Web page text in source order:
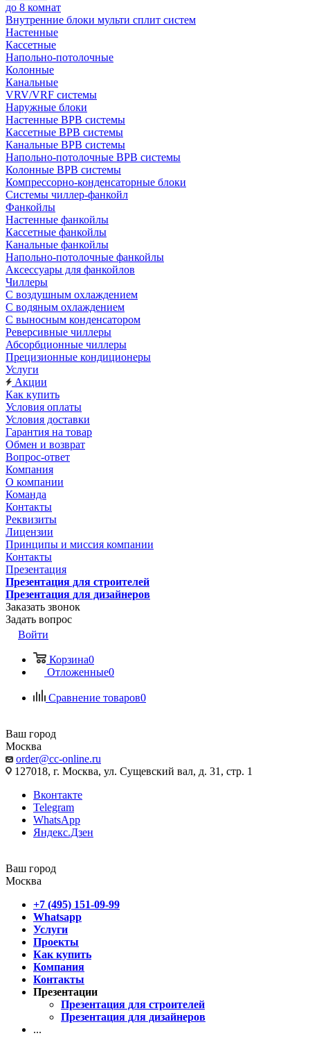
до 8 комнат
Внутренние блоки мульти сплит систем
Настенные
Кассетные
Напольно-потолочные
Колонные
Канальные
VRV/VRF системы
Наружные блоки
Настенные ВРВ системы
Кассетные ВРВ системы
Канальные ВРВ системы
Напольно-потолочные ВРВ системы
Колонные ВРВ системы
Компрессорно-конденсаторные блоки
Системы чиллер-фанкойл
Фанкойлы
Настенные фанкойлы
Кассетные фанкойлы
Канальные фанкойлы
Напольно-потолочные фанкойлы
Аксессуары для фанкойлов
Чиллеры
С воздушным охлаждением
С водяным охлаждением
С выносным конденсатором
Реверсивные чиллеры
Абсорбционные чиллеры
Прецизионные кондиционеры
Услуги
Акции
Как купить
Условия оплаты
Условия доставки
Гарантия на товар
Обмен и возврат
Вопрос-ответ
Компания
О компании
Команда
Контакты
Реквизиты
Лицензии
Принципы и миссия компании
Контакты
Презентация
Презентация для строителей
Презентация для дизайнеров
Заказать звонок
Задать вопрос
Войти
Корзина0
Отложенные0
Сравнение товаров0
Ваш город
Москва
order@cc-online.ru
127018, г. Москва, ул. Сущевский вал, д. 31, стр. 1
Вконтакте
Telegram
WhatsApp
Яндекс.Дзен
Ваш город
Москва
+7 (495) 151-09-99
Whatsapp
Услуги
Проекты
Как купить
Компания
Контакты
Презентации
Презентация для строителей
Презентация для дизайнеров
...